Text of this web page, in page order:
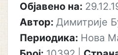
Објавено на:
Автор: Димитрије
Периодика: Нова